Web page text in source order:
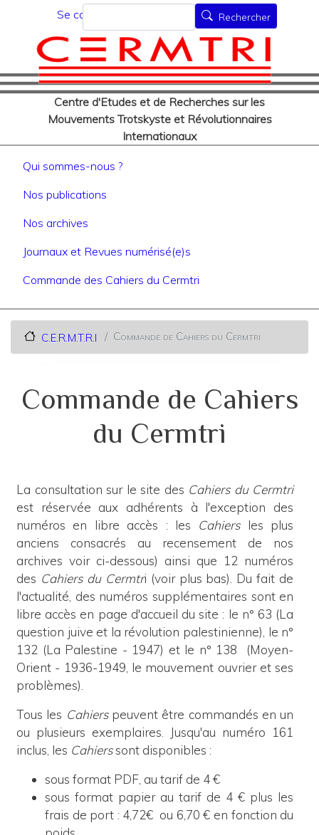
au
contenu
principal
Menu du compte de
Se connecter
Centre d'Etudes et de Recherches sur les
Mouvements Trotskyste et Révolutionnaires
Internationaux
Rechercher Rechercher
Navigation principale
Qui sommes-nous ?
Nos publications
Nos archives
Journaux et Revues numérisé(e)s
Commande des Cahiers du Cermtri
C.E.R.M.T.R.I Commande de Cahiers du Cermtri
Commande de Cahiers
du Cermtri
La consultation sur le site des Cahiers du Cermtri
est réservée aux adhérents à l'exception des
numéros en libre accès : les Cahiersles plus
anciens consacrés au recensement de nos
archives voir ci-dessous) ainsi que 12 numéros
des Cahiers du Cermtri (voir plus bas). Du fait de
l'actualité, des numéros supplémentaires sont en
libre accès en page d'accueil du site : le n° 63 (La
question juive et la révolution palestinienne), le n°
132 (La Palestine - 1947) et le n° 138 (Moyen-
Orient - 1936-1949, le mouvement ouvrier et ses
problèmes).
Tous les Cahierspeuvent être commandés en un
ou plusieurs exemplaires. Jusqu'au numéro 161
inclus, les Cahierssont disponibles :
sous format PDF, au tarif de 4 €
sous format papier au tarif de 4 € plus les
frais de port : 4,72€ ou 6,70 € en fonction du